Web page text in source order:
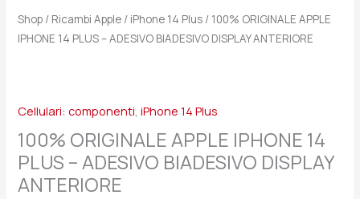
Shop / Ricambi Apple / iPhone 14 Plus / 100% ORIGINALE APPLE
IPHONE 14 PLUS – ADESIVO BIADESIVO DISPLAY ANTERIORE
Cellulari: componenti,iPhone 14 Plus
100% ORIGINALE APPLE IPHONE 14
PLUS – ADESIVO BIADESIVO DISPLAY
ANTERIORE